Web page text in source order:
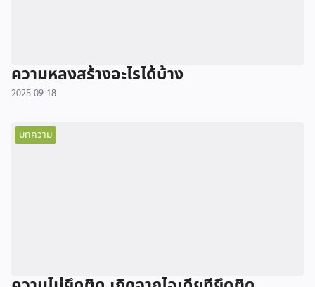
ความหลงสร้างอะไรได้บ้าง
2025-09-18
บทความ